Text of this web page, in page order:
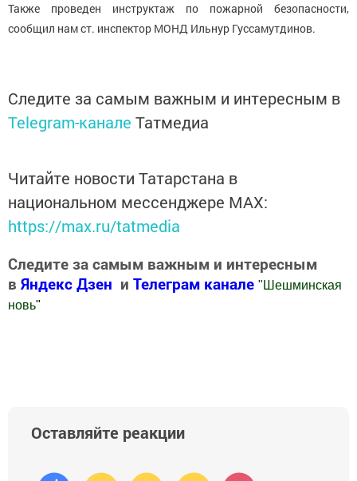
Также проведен инструктаж по пожарной безопасности,
сообщил нам ст. инспектор МОНД Ильнур Гуссамутдинов.
Следите за самым важным и интересным в
Telegram-канале Татмедиа
Читайте новости Татарстана в
национальном мессенджере MАХ:
https://max.ru/tatmedia
Следите за самым важным и интересным
в Яндекс Дзен и Телеграм канале " Шешминская
новь"
Оставляйте реакции